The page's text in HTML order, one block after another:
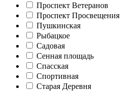
Проспект Ветеранов
Проспект Просвещения
Пушкинская
Рыбацкое
Садовая
Сенная площадь
Спасская
Спортивная
Старая Деревня